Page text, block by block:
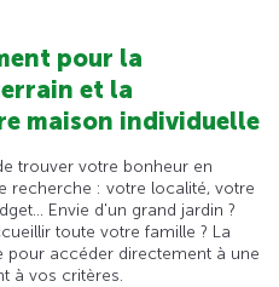
pour la
et la
maison individuelle
trouver votre bonheur en
recherche : votre localité, votre
Envie d'un grand jardin ?
toute votre famille ? La
pour accéder directement à une
à vos critères.